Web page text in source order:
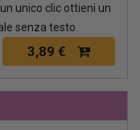
unico clic ottieni un
senza testo.
3,89 €